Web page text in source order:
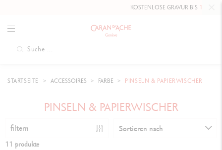
KOSTENLOSE GRAVUR BIS10. MAI
STARTSEITE ACCESSOIRES FARBE PINSELN & PAPIERWISCHER
PINSELN & PAPIERWISCHER
filtern Sortieren nach
11 produkte